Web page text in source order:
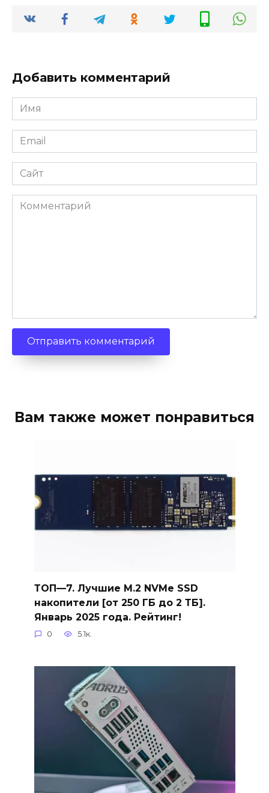
Добавить комментарий
Имя
Email
Сайт
Комментарий
Вам также может понравиться
ТОП—7. Лучшие M.2 NVMe SSD
накопители [от 250 ГБ до 2 ТБ].
Январь 2025 года. Рейтинг!
0 5.1к.